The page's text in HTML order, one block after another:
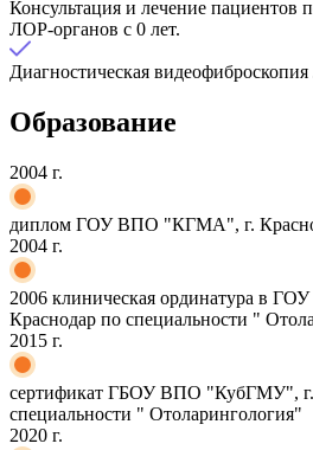
Консультация и лечение пациентов
ЛОР-органов с 0 лет.
​Диагностическая
Образование
2004 г.
диплом ГОУ ВПО "КГМА", г.
2004 г.
2006 клиническая ординатура в
Краснодар по специальности "
2015 г.
сертификат ГБОУ ВПО "КубГМУ", г.
специальности " Отоларингология"
2020 г.